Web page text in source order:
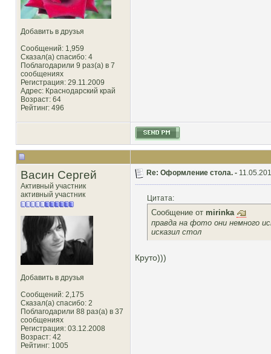
Добавить в друзья
Сообщений: 1,959
Сказал(а) спасибо: 4
Поблагодарили 9 раз(а) в 7
сообщениях
Регистрация: 29.11.2009
Адрес: Краснодарский край
Возраст: 64
Рейтинг: 496
Васин Сергей
Активный участник
активный участник
Добавить в друзья
Сообщений: 2,175
Сказал(а) спасибо: 2
Поблагодарили 88 раз(а) в 37
сообщениях
Регистрация: 03.12.2008
Возраст: 42
Рейтинг: 1005
Re: Оформление стола. -
Цитата:
Сообщение от mirinka
правда на фото они немного
исказил стол
Круто)))